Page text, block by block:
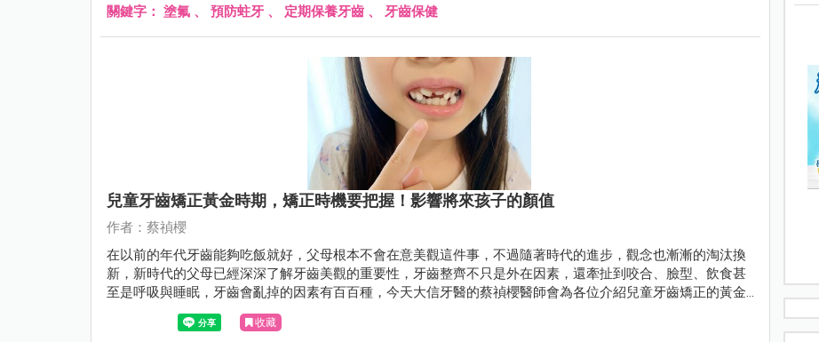
關鍵字： 塗氟 、 預防蛀牙 、 定期保養牙齒 、 牙齒保健
兒童牙齒矯正黃金時期，矯正時機要把握！影響將來孩子的顏值
作者：蔡禎櫻
在以前的年代牙齒能夠吃飯就好，父母根本不會在意美觀這件事，不過隨著時代的進步，觀念也漸漸的淘汰換
新，新時代的父母已經深深了解牙齒美觀的重要性，牙齒整齊不只是外在因素，還牽扯到咬合、臉型、飲食甚
至是呼吸與睡眠，牙齒會亂掉的因素有百百種，今天大信牙醫的蔡禎櫻醫師會為各位介紹兒童牙齒矯正的黃金
收藏